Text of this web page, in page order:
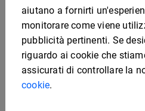
aiutano a fornirti
monitorare come viene
pubblicità pertinenti. Se
riguardo ai cookie che
assicurati di controllare la
cookie.